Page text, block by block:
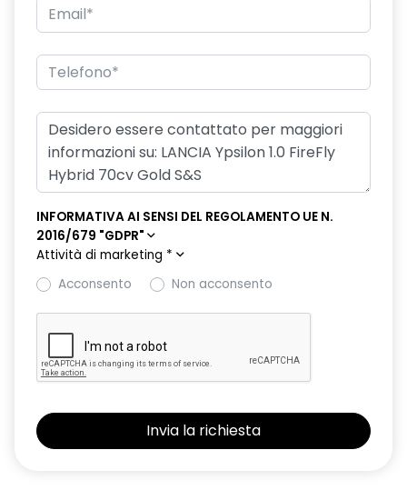
INFORMATIVA AI SENSI DEL REGOLAMENTO UE N.
2016/679 "GDPR"
Attività di marketing *
Acconsento
Non acconsento